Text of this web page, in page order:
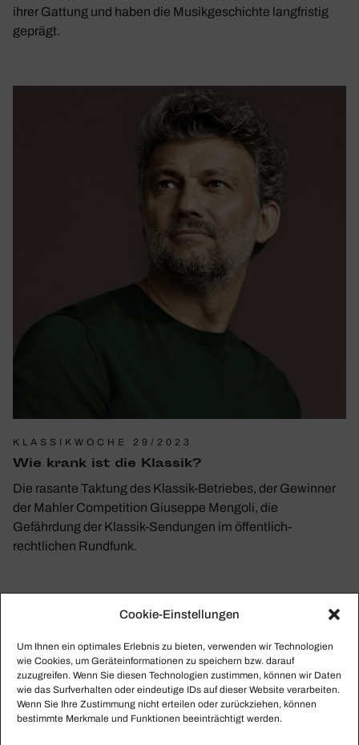
Cookie-Einstellungen
Um Ihnen ein optimales Erlebnis zu bieten, verwenden wir Technologien
wie Cookies, um Geräteinformationen zu speichern bzw. darauf
zuzugreifen. Wenn Sie diesen Technologien zustimmen, können wir Daten
wie das Surfverhalten oder eindeutige IDs auf dieser Website verarbeiten.
Wenn Sie Ihre Zustimmung nicht erteilen oder zurückziehen, können
bestimmte Merkmale und Funktionen beeinträchtigt werden.
ihrer Gattung und haben die Musikgeschichte langfristig
geprägt.
KLASSIKWOCHE 29/2023
Wie krank ist die Klassik?
Die rasante Taktung des Klassik-Betriebes, der Gewinner
der Mahler Competition Giuseppe Mengoli, die
Gefährdung der Klassik-Sendungen im öffentlich-
rechtlichen Rundfunk.